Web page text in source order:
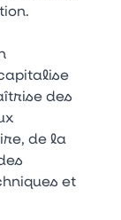
des
de la
et